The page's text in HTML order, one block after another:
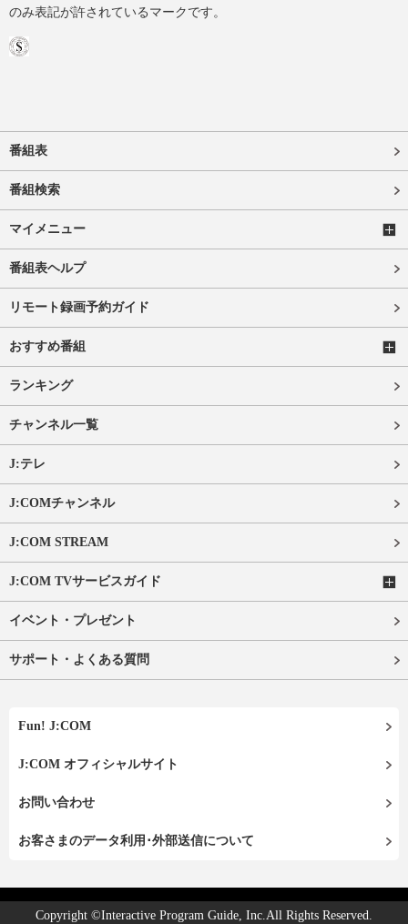
のみ表記が許されているマークです。
番組表
番組検索
マイメニュー
番組表ヘルプ
リモート録画予約ガイド
おすすめ番組
ランキング
チャンネル一覧
J:テレ
J:COMチャンネル
J:COM STREAM
J:COM TVサービスガイド
イベント・プレゼント
サポート・よくある質問
Fun! J:COM
J:COM オフィシャルサイト
お問い合わせ
お客さまのデータ利用･外部送信について
Copyright ©Interactive Program Guide, Inc.All Rights Reserved.